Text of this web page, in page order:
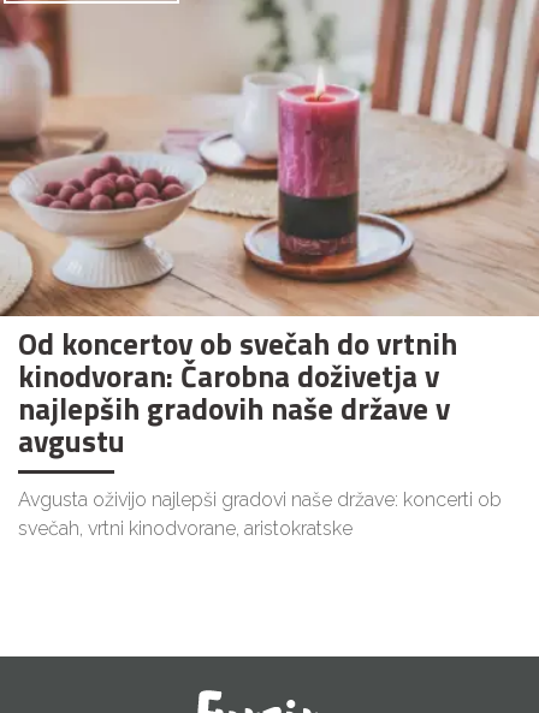
Od koncertov ob svečah do vrtnih
kinodvoran: Čarobna doživetja v
najlepših gradovih naše države v
avgustu
Avgusta oživijo najlepši gradovi naše države: koncerti ob
svečah, vrtni kinodvorane, aristokratske